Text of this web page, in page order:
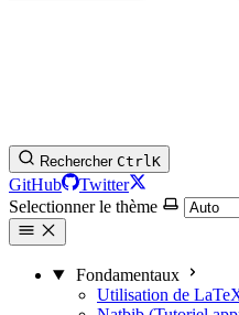
Rechercher CtrlK
GitHub
Twitter
Selectionner le thème
Fondamentaux
Utilisation de